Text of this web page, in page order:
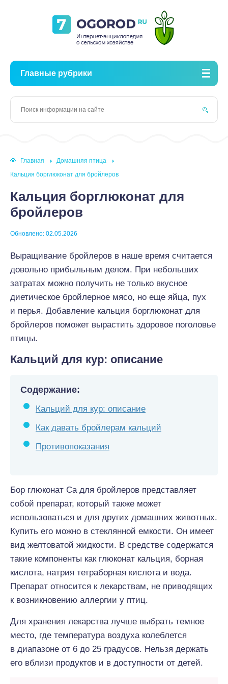
Главные рубрики
Главная
Домашняя птица
Кальция борглюконат для бройлеров
Кальция борглюконат для
бройлеров
Обновлено: 02.05.2026
Выращивание бройлеров в наше время считается
довольно прибыльным делом. При небольших
затратах можно получить не только вкусное
диетическое бройлерное мясо, но еще яйца, пух
и перья. Добавление кальция борглюконат для
бройлеров поможет вырастить здоровое поголовье
птицы.
Кальций для кур: описание
Содержание:
Кальций для кур: описание
Как давать бройлерам кальций
Противопоказания
Бор глюконат Са для бройлеров представляет
собой препарат, который также может
использоваться и для других домашних животных.
Купить его можно в стеклянной емкости. Он имеет
вид желтоватой жидкости. В средстве содержатся
такие компоненты как глюконат кальция, борная
кислота, натрия тетраборная кислота и вода.
Препарат относится к лекарствам, не приводящих
к возникновению аллергии у птиц.
Для хранения лекарства лучше выбрать темное
место, где температура воздуха колеблется
в диапазоне от 6 до 25 градусов. Нельзя держать
его вблизи продуктов и в доступности от детей.